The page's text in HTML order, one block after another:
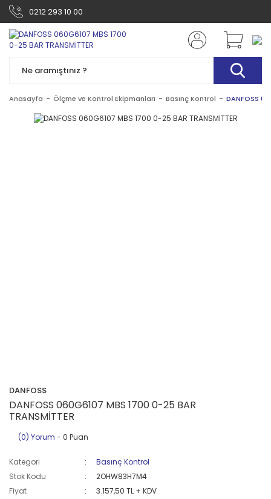
0212 293 10 00
Anasayfa Ölçme ve Kontrol Ekipmanları Basınç Kontrol DANFOSS
DANFOSS
DANFOSS 060G6107 MBS 1700 0-25 BAR
TRANSMİTTER
(0) Yorum - 0 Puan
Kategori
Basınç Kontrol
Stok Kodu
2OHW83H7M4
Fiyat
3.157,50 TL + KDV